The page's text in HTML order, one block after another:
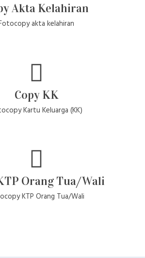
Akta Kelahiran
akta kelahiran
Copy KK
Kartu Keluarga (KK)
Orang Tua/Wali
KTP Orang Tua/Wali